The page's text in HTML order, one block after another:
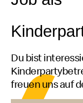
Du bist
freuen uns auf